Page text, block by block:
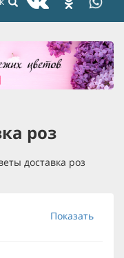
роз
доставка роз
Показать